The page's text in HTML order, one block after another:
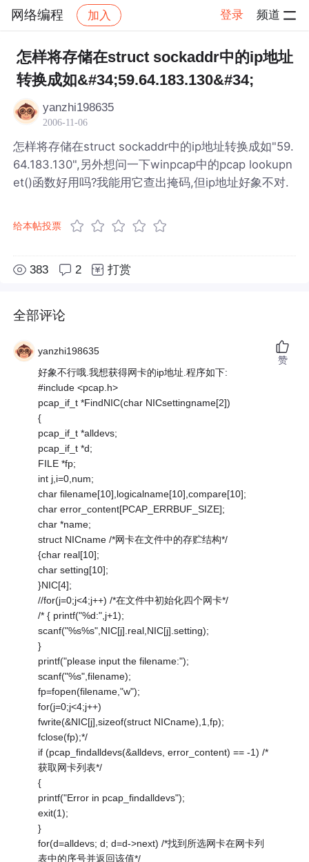
网络编程 加入 登录 频道
社区 网络编程
怎样将存储在struct sockaddr中的ip地址
转换成如&#34;59.64.183.130&#34;
yanzhi198635
2006-11-06
怎样将存储在struct sockaddr中的ip地址转换成如"59.
64.183.130",另外想问一下winpcap中的pcap lookupn
et()函数好用吗?我能用它查出掩码,但ip地址好象不对.
给本帖投票
383 2 打赏
全部评论
yanzhi198635
好象不行哦.我想获得网卡的ip地址.程序如下:
#include <pcap.h>
pcap_if_t *FindNIC(char NICsettingname[2])
{
pcap_if_t *alldevs;
pcap_if_t *d;
FILE *fp;
int j,i=0,num;
char filename[10],logicalname[10],compare[10];
char error_content[PCAP_ERRBUF_SIZE];
char *name;
struct NICname /*网卡在文件中的存贮结构*/
{char real[10];
char setting[10];
}NIC[4];
//for(j=0;j<4;j++) /*在文件中初始化四个网卡*/
/* { printf("%d:",j+1);
scanf("%s%s",NIC[j].real,NIC[j].setting);
}
printf("please input the filename:");
scanf("%s",filename);
fp=fopen(filename,"w");
for(j=0;j<4;j++)
fwrite(&NIC[j],sizeof(struct NICname),1,fp);
fclose(fp);*/
if (pcap_findalldevs(&alldevs, error_content) == -1) /*
获取网卡列表*/
{
printf("Error in pcap_findalldevs");
exit(1);
}
for(d=alldevs; d; d=d->next) /*找到所选网卡在网卡列
表中的序号并返回该值*/
赞